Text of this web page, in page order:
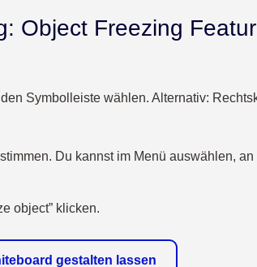
Object Freezing
Symbolleiste wählen. Alternativ:
Du kannst im Menü auswählen,
object” klicken.
gestalten lassen